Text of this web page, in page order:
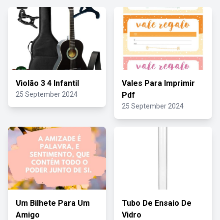
Violão 3 4 Infantil
25 September 2024
Vales Para Imprimir
Pdf
25 September 2024
Um Bilhete Para Um
Amigo
Tubo De Ensaio De
Vidro